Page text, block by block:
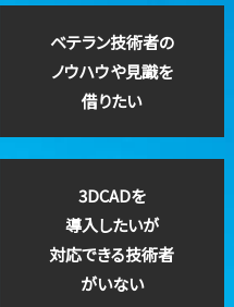
ベテラン技術者の
ノウハウや見識を
借りたい
3DCADを
導入したいが
対応できる技術者
がいない